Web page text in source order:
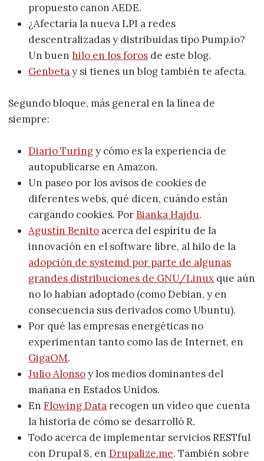
propuesto canon AEDE.
¿Afectaría la nueva LPI a redes
descentralizadas y distribuidas tipo Pump.io?
Un buenhilo en los foros de este blog.
Genbetay si tienes un blog también te afecta.
Segundo bloque, más general en la línea de
siempre:
Diario Turingy cómo es la experiencia de
autopublicarse en Amazon.
Un paseo por los avisos de cookies de
diferentes webs, qué dicen, cuándo están
cargando cookies. PorBianka Hajdu.
Agustín Benito acerca del espíritu de la
innovación en el software libre, al hilo de la
adopción de systemd por parte de algunas
grandes distribuciones de GNU/Linux que aún
no lo habían adoptado (como Debian, y en
consecuencia sus derivados como Ubuntu).
Por qué las empresas energéticas no
experimentan tanto como las de Internet, en
GigaOM.
Julio Alonsoy los medios dominantes del
mañana en Estados Unidos.
EnFlowing Data recogen un vídeo que cuenta
la historia de cómo se desarrolló R.
Todo acerca de implementar servicios RESTful
con Drupal 8, enDrupalize.me. También sobre